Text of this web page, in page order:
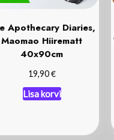
Apothecary Diaries,
Maomao Hiirematt
40x90cm
19,90€
Lisa korvi